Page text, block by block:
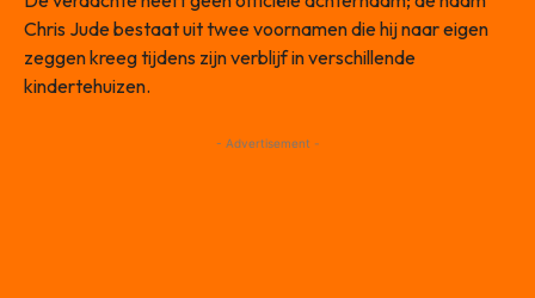
Chris Jude bestaat uit twee voornamen die hij naar eigen
zeggen kreeg tijdens zijn verblijf in verschillende
kindertehuizen.
- Advertisement -